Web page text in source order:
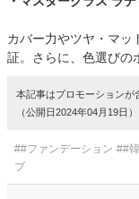
カバー力やツヤ・マッ
証。さらに、色選びの
本記事はプロモーションが
（公開日2024年04月19日）
##ファンデーション ##
プ